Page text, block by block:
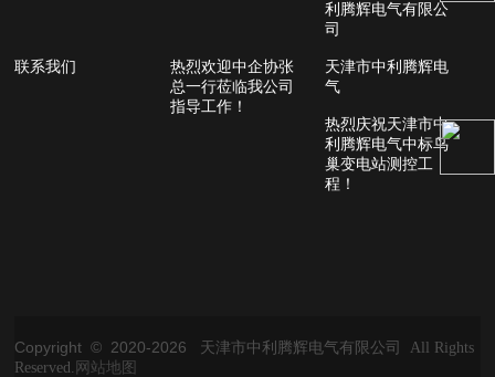
利腾辉电气有限公
司
联系我们
热烈欢迎中企协张
总一行莅临我公司
指导工作！
天津市中利腾辉电
气
热烈庆祝天津市中
利腾辉电气中标鸟
巢变电站测控工
程！
Copyright © 2020-2026
天津市中利腾辉电气有限公司 All Rights
Reserved. 网站地图